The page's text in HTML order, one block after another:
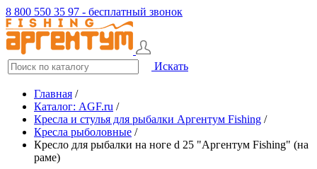
8 800 550 35 97 - бесплатный звонок
Искать
Главная /
Каталог: AGF.ru /
Кресла и стулья для рыбалки Аргентум Fishing /
Кресла рыболовные /
Кресло для рыбалки на ноге d 25 "Аргентум Fishing" (на
раме)